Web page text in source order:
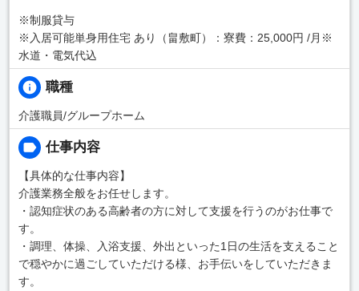
※制服貸与
※入居可能単身用住宅 あり（畠敷町）：寮費：25,000円 /月※
水道・電気代込
職種
介護職員/グループホーム
仕事内容
【具体的な仕事内容】
介護業務全般をお任せします。
・認知症状のある高齢者の方に対して支援を行うのがお仕事で
す。
・調理、体操、入浴支援、外出といった1日の生活を支えること
で穏やかに過ごしていただける様、お手伝いをしていただきま
す。